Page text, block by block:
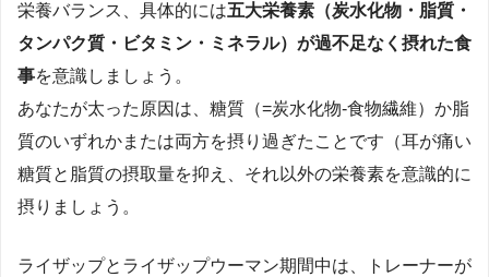
栄養バランス、具体的には五大栄養素（炭水化物・脂質・
タンパク質・ビタミン・ミネラル）が過不足なく摂れた食
事を意識しましょう。
あなたが太った原因は、糖質（=炭水化物-食物繊維）か脂
質のいずれかまたは両方を摂り過ぎたことです（耳が痛い
糖質と脂質の摂取量を抑え、それ以外の栄養素を意識的に
摂りましょう。
ライザップとライザップウーマン期間中は、トレーナーが